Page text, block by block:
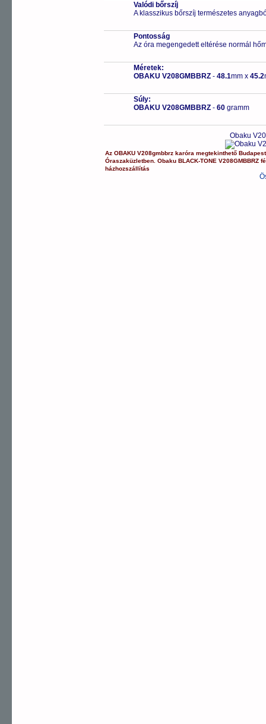
Valódi bőrszíj
A klasszikus bőrszíj természetes
Pontosság
Az óra megengedett eltérése normál
Méretek:
OBAKU V208GMBBRZ - 48.1mm x 45.2
Súly:
OBAKU V208GMBBRZ - 60 gramm
Obaku
AzOBAKU V208gmbbrz karóra megtekinthető
Óraszaküzletben.Obaku BLACK-TONE V208GMBBRZ
házhozszállítás